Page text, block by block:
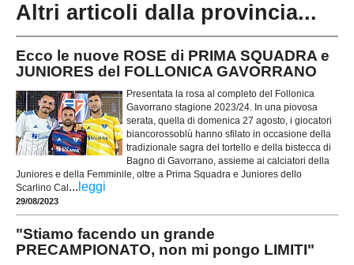
Altri articoli dalla provincia...
Ecco le nuove ROSE di PRIMA SQUADRA e
JUNIORES del FOLLONICA GAVORRANO
Presentata la rosa al completo del Follonica
Gavorrano stagione 2023/24. In una piovosa
serata, quella di domenica 27 agosto, i giocatori
biancorossoblù hanno sfilato in occasione della
tradizionale sagra del tortello e della bistecca di
Bagno di Gavorrano, assieme ai calciatori della
Juniores e della Femminile, oltre a Prima Squadra e Juniores dello
Scarlino Cal ... leggi
29/08/2023
"Stiamo facendo un grande
PRECAMPIONATO, non mi pongo LIMITI"